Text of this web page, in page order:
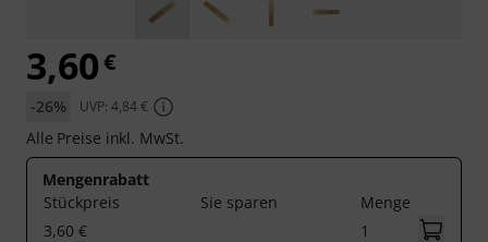
3,60€
-26% UVP: 4,84 €
Alle Preise inkl. MwSt.
Mengenrabatt
Stückpreis
Sie sparen
Menge
3,60 €
1